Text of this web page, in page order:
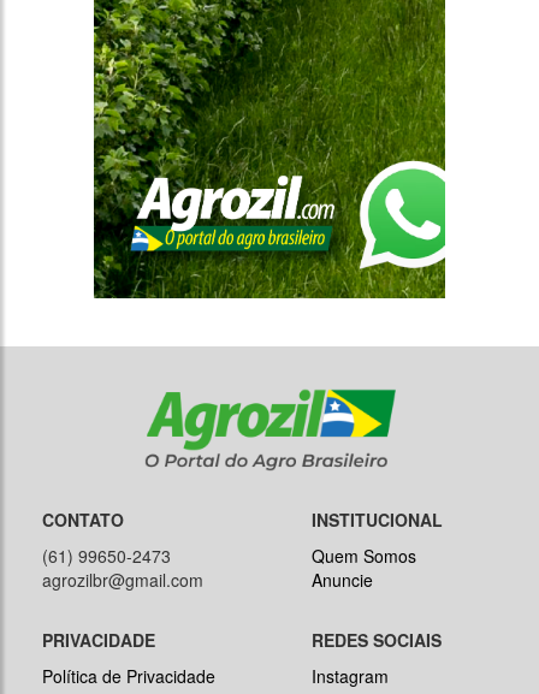
CONTATO
(61) 99650-2473
agrozilbr@gmail.com
INSTITUCIONAL
Quem Somos
Anuncie
PRIVACIDADE
Política de Privacidade
REDES SOCIAIS
Instagram